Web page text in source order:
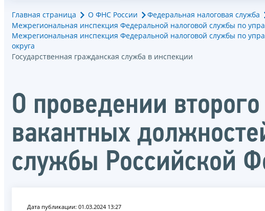
Главная страница О ФНС России Федеральная налоговая служба
Межрегиональная инспекция Федеральной налоговой службы по
Межрегиональная инспекция Федеральной налоговой службы по
округа
Государственная гражданская служба в инспекции
О проведении
вакантных
службы Российской
Дата публикации: 01.03.2024 13:27